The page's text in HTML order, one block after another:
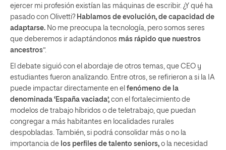
ejercer mi profesión existían las máquinas de escribir. ¿Y qué ha
pasado con Olivetti? Hablamos de evolución, de capacidad de
adaptarse. No me preocupa la tecnología, pero somos seres
que deberemos ir adaptándonos más rápido que nuestros
ancestros”.
El debate siguió con el abordaje de otros temas, que CEO y
estudiantes fueron analizando. Entre otros, se refirieron a si la IA
puede impactar directamente en el fenómeno de la
denominada ‘España vaciada’, con el fortalecimiento de
modelos de trabajo híbridos o de teletrabajo, que puedan
congregar a más habitantes en localidades rurales
despobladas. También, si podrá consolidar más o no la
importancia de los perfiles de talento seniors, o la necesidad